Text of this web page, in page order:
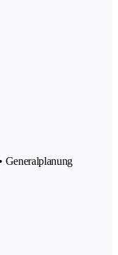
Generalplanung